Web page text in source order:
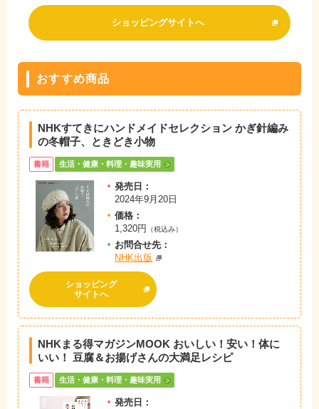
ショッピングサイトへ
おすすめ商品
NHKすてきにハンドメイドセレクション かぎ針編み
の冬帽子、ときどき小物
書籍 生活・健康・料理・趣味実用
発売日：
2024年9月20日
価格：
1,320円
（税込み）
お問合せ先：
NHK出版
ショッピング
サイトへ
NHKまる得マガジンMOOK おいしい！安い！体に
いい！ 豆腐＆お揚げさんの大満足レシピ
書籍 生活・健康・料理・趣味実用
発売日：